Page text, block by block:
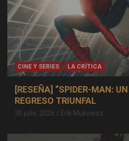
CINE Y SERIES LA CRÍTICA
[RESEÑA] “SPIDER-MAN:
REGRESO TRIUNFAL
30 julio, 2026 Erik Mukowoz